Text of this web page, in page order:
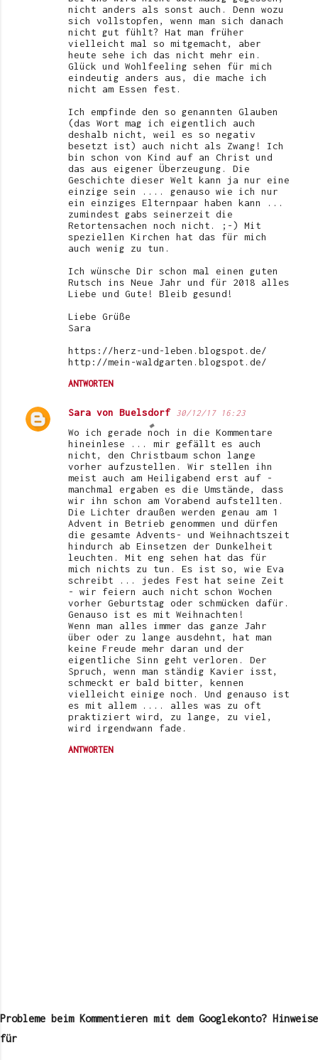
nicht anders als sonst auch. Denn wozu
sich vollstopfen, wenn man sich danach
nicht gut fühlt? Hat man früher
vielleicht mal so mitgemacht, aber
heute sehe ich das nicht mehr ein.
Glück und Wohlfeeling sehen für mich
eindeutig anders aus, die mache ich
nicht am Essen fest.
Ich empfinde den so genannten Glauben
(das Wort mag ich eigentlich auch
deshalb nicht, weil es so negativ
besetzt ist) auch nicht als Zwang! Ich
bin schon von Kind auf an Christ und
das aus eigener Überzeugung. Die
Geschichte dieser Welt kann ja nur eine
einzige sein .... genauso wie ich nur
ein einziges Elternpaar haben kann ...
zumindest gabs seinerzeit die
Retortensachen noch nicht. ;-) Mit
speziellen Kirchen hat das für mich
auch wenig zu tun.
Ich wünsche Dir schon mal einen guten
Rutsch ins Neue Jahr und für 2018 alles
Liebe und Gute! Bleib gesund!
Liebe Grüße
Sara
https://herz-und-leben.blogspot.de/
http://mein-waldgarten.blogspot.de/
ANTWORTEN
Sara von Buelsdorf 30/12/17 16:23
Wo ich gerade noch in die Kommentare
hineinlese ... mir gefällt es auch
nicht, den Christbaum schon lange
vorher aufzustellen. Wir stellen ihn
meist auch am Heiligabend erst auf -
manchmal ergaben es die Umstände, dass
wir ihn schon am Vorabend aufstellten.
Die Lichter draußen werden genau am 1
Advent in Betrieb genommen und dürfen
die gesamte Advents- und Weihnachtszeit
hindurch ab Einsetzen der Dunkelheit
leuchten. Mit eng sehen hat das für
mich nichts zu tun. Es ist so, wie Eva
schreibt ... jedes Fest hat seine Zeit
- wir feiern auch nicht schon Wochen
vorher Geburtstag oder schmücken dafür.
Genauso ist es mit Weihnachten!
Wenn man alles immer das ganze Jahr
über oder zu lange ausdehnt, hat man
keine Freude mehr daran und der
eigentliche Sinn geht verloren. Der
Spruch, wenn man ständig Kavier isst,
schmeckt er bald bitter, kennen
vielleicht einige noch. Und genauso ist
es mit allem .... alles was zu oft
praktiziert wird, zu lange, zu viel,
wird irgendwann fade.
ANTWORTEN
m
m
Probleme beim Kommentieren mit dem Googlekonto? Hinweise
für